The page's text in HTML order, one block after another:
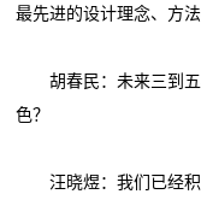
最先进的设计理念、方
胡春民：未来三到五
色？
汪晓煜：我们已经积